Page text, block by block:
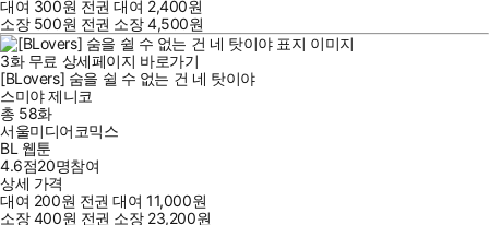
대여 300원 전권 대여 2,400원
소장 500원 전권 소장4,500원
3화 무료 상세페이지 바로가기
[BLovers] 숨을 쉴 수 없는 건 네 탓이야
스미야 제니코
총 58화
서울미디어코믹스
BL 웹툰
4.6점20명참여
상세 가격
대여 200원 전권 대여11,000원
소장400원 전권 소장 23,200원